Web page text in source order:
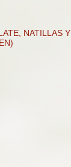
NATILLAS Y